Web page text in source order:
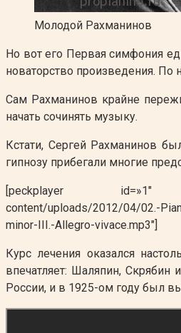
Молодой Рахманинов
Но вот его Первая симфония
новаторство произведения. По
Сам Рахманинов крайне
начать сочинять музыку.
Кстати, Сергей Рахманинов
гипнозу прибегали многие
[peckplayer id=»1″
content/uploads/2012/04/02.-
minor-III.-Allegro-vivace.mp3″]
Курс лечения оказался
впечатляет: Шаляпин, Скрябин
России, и в 1925-ом году был